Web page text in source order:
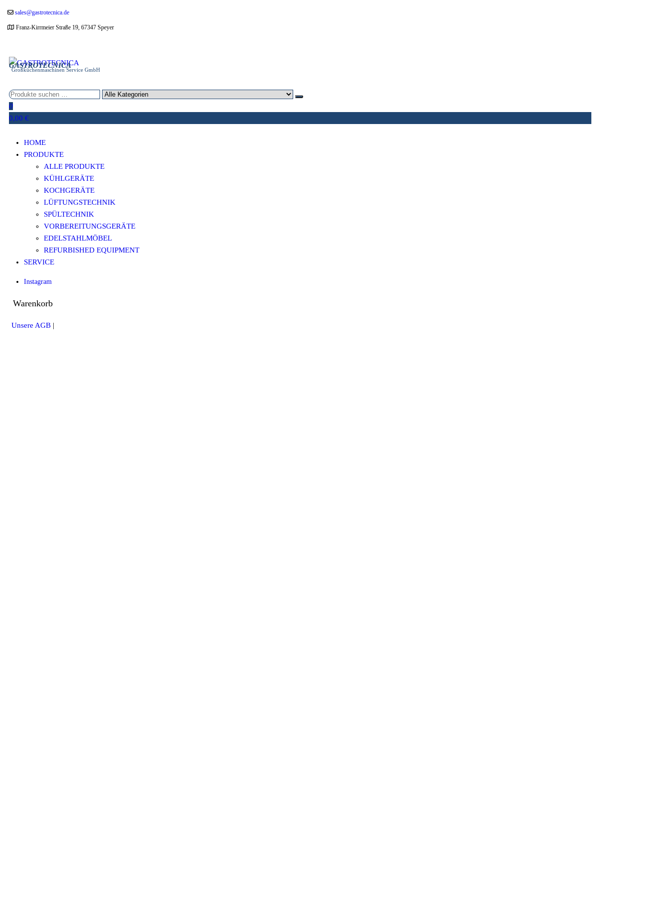
Zumsales@gastrotecnica.de
Franz-Kirrmeier Straße 19, 67347 Speyer
GASTROTECNICA
Großküchenmaschinen Service GmbH
0
0,00 €
HOME
PRODUKTE
ALLE PRODUKTE
KÜHLGERÄTE
KOCHGERÄTE
LÜFTUNGSTECHNIK
SPÜLTECHNIK
VORBEREITUNGSGERÄTE
EDELSTAHLMÖBEL
REFURBISHED EQUIPMENT
SERVICE
Instagram
Warenkorb
Unsere AGB |